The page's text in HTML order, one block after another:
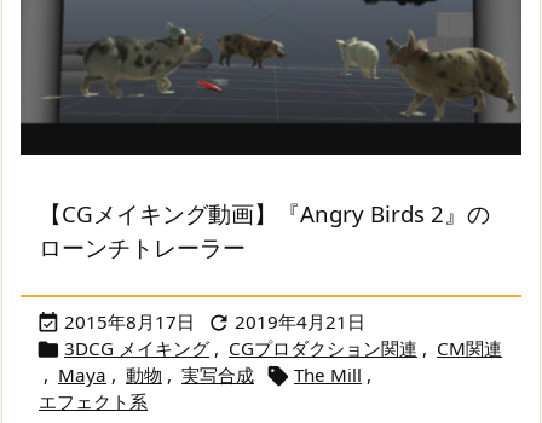
【CGメイキング動画】『Angry Birds 2』の
ローンチトレーラー
 2015年8月17日  2019年4月21日
 3DCG メイキング , CGプロダクション関連 , CM関連
, Maya , 動物 , 実写合成  The Mill ,
エフェクト系